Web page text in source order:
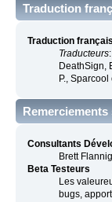
Traduction
Traduction
Traducteurs
DeathSign,
P.,
Remerciements
Consultants
Brett
Beta Testeurs
Les
bugs,